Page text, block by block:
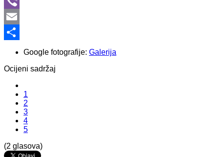
Viber
Email
Share
Google fotografije: Galerija
Ocijeni sadržaj
1
2
3
4
5
(2 glasova)